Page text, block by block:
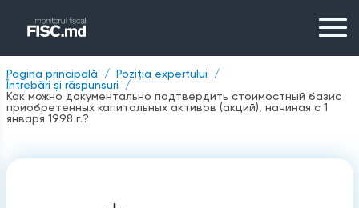
Pagina principală
Poziția expertului
Întrebări și răspunsuri
Как можно документально подтвердить стоимостный базис
приобретенных капитальных активов (акций), начиная с 1
января 1998 г.?